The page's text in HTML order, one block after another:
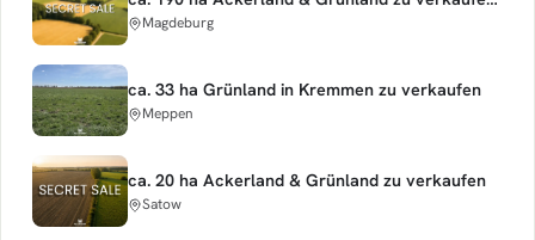
Magdeburg
ca. 33 ha Grünland in Kremmen zu verkaufen
Meppen
ca. 20 ha Ackerland & Grünland zu verkaufen
Satow